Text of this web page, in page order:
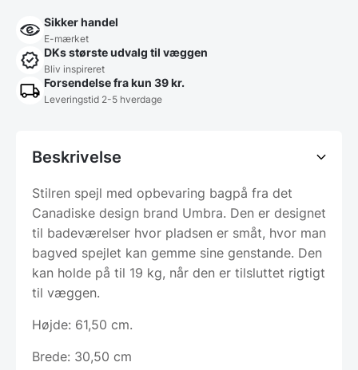
Sikker handel
E-mærket
DKs største udvalg til væggen
Bliv inspireret
Forsendelse fra kun 39 kr.
Leveringstid 2-5 hverdage
Beskrivelse
Stilren spejl med opbevaring bagpå fra det
Canadiske design brand Umbra. Den er designet
til badeværelser hvor pladsen er småt, hvor man
bagved spejlet kan gemme sine genstande. Den
kan holde på til 19 kg, når den er tilsluttet rigtigt
til væggen.
Højde: 61,50 cm.
Brede: 30,50 cm